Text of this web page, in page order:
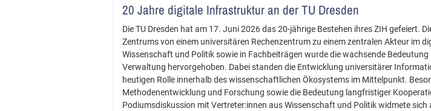
20 Jahre digitale Infrastruktur an der TU Dresden
Die TU Dresden hat am 17. Juni 2026 das 20-jährige Bestehen ihres ZIH gefeiert.
Zentrums von einem universitären Rechenzentrum zu einem zentralen Akteur im
Wissenschaft und Politik sowie in Fachbeiträgen wurde die wachsende
Verwaltung hervorgehoben. Dabei standen die Entwicklung universitärer
heutigen Rolle innerhalb des wissenschaftlichen Ökosystems im Mittelpunkt.
Methodenentwicklung und Forschung sowie die Bedeutung langfristiger
Podiumsdiskussion mit Vertreter:innen aus Wissenschaft und Politik widmete